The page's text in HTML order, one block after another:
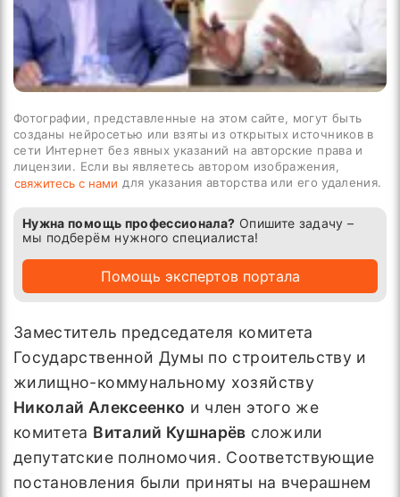
Фотографии, представленные на этом сайте, могут быть
созданы нейросетью или взяты из открытых источников в
сети Интернет без явных указаний на авторские права и
лицензии. Если вы являетесь автором изображения,
свяжитесь с нами для указания авторства или его удаления.
Нужна помощь профессионала? Опишите задачу –
мы подберём нужного специалиста!
Помощь экспертов портала
Заместитель председателя комитета
Государственной Думы по строительству и
жилищно-коммунальному хозяйству
Николай Алексеенко и член этого же
комитета Виталий Кушнарёв сложили
депутатские полномочия. Соответствующие
постановления были приняты на вчерашнем